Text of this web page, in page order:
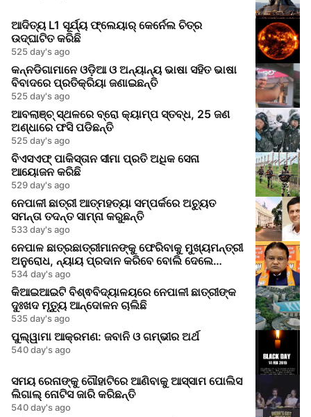
ଆଦିତ୍ୟ L1 ସୂର୍ଯ୍ୟ ଫ୍ଲେୟାର୍ କେର୍ନେଲ ଚିତ୍ର
ଉଦ୍ଘାଟିତ କରିଛି
525 day's ago
କନ୍ନଡିଗାମାନେ ଓଡ଼ିଆ ଓ ଅନ୍ୟାନ୍ୟ ଭାଷା ସହିତ ଭାଷା
ବିବାଦରେ ପ୍ରତିକ୍ରିୟା ଜଣାଇଛନ୍ତି
525 day's ago
ଆବଲାଞ୍ଚ୍ ସ୍ଥଳରେ ବ୍ରୋ କ୍ୟାମ୍ପ ସ୍ତବ୍ଧ, 25 ଜଣ
ଅଣ୍ଧାରେ ଫସି ପଡିଛନ୍ତି
525 day's ago
ବିଏସଏଫ୍ ପାକିସ୍ତାନ ସୀମା ପ୍ରତି ଅଧିକ ସେନା
ଆୟୋଜନ କରିଛି
529 day's ago
ନେପାଳୀ ଛାତ୍ରୀ ଆତ୍ମହତ୍ୟା ସମ୍ପର୍କରେ ଅଚ୍ୟୁତ
ସମନ୍ତା ତଦନ୍ତ ସାମ୍ନା କରୁଛନ୍ତି
533 day's ago
ନେପାଳ ଛାତ୍ରଛାତ୍ରୀମାନଙ୍କୁ ଫେରିବାକୁ ମୁଖ୍ୟମନ୍ତ୍ରୀ
ଅନୁରୋଧ, ନ୍ୟାୟ ପ୍ରଦାନ କରିବେ ବୋଲି ଦେଲେ
ଆଶ୍ୱାସନା
534 day's ago
କିଆଇଆଇଟି ବିଶ୍ଵବିଦ୍ୟାଳୟରେ ନେପାଳୀ ଛାତ୍ରୀଙ୍କ
ଦୁଃଖଦ ମୃତ୍ୟୁ ଆନ୍ଦୋଳନ ଚାଲିଛି
535 day's ago
ପୁଲ୍ୱାମା ଆକ୍ରମଣ: ଜବାନି ଓ ଗମ୍ଭୀର ଅର୍ଥ
540 day's ago
ସମୟ ରେନାଙ୍କୁ ଗୌହାଟିରେ ଆଣିବାକୁ ଆସ୍ସାମ ପୋଲିସ
ଲିଗାଲ୍ ନୋଟିସ ଜାରି କରିଛନ୍ତି
540 day's ago